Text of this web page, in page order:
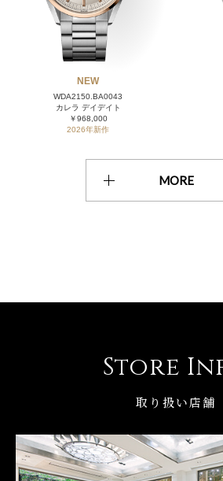
NEW
WDA2150.BA0043
カレラ デイデイト
￥968,000
2026年新作
MORE
Store
取り扱い店舗